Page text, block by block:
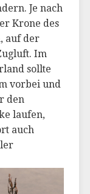
Je nach
Krone des
auf der
Im
sollte
vorbei und
den
laufen,
auch